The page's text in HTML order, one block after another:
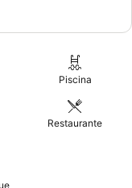
Piscina
Restaurante